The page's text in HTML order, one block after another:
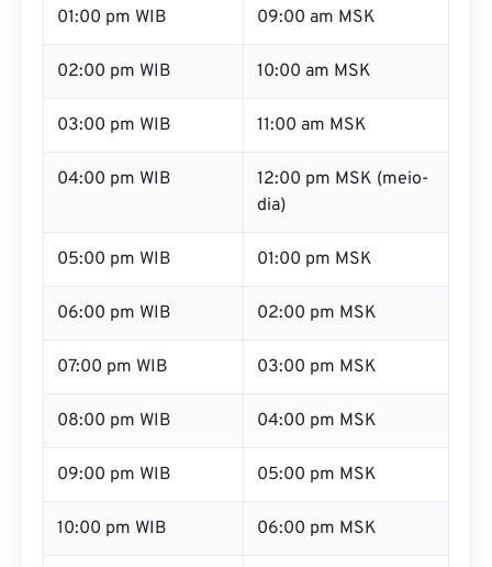
01:00 pm WIB 09:00 am MSK
02:00 pm WIB 10:00 am MSK
03:00 pm WIB 11:00 am MSK
04:00 pm WIB
12:00 pm MSK (meio-
dia)
05:00 pm WIB 01:00 pm MSK
06:00 pm WIB 02:00 pm MSK
07:00 pm WIB 03:00 pm MSK
08:00 pm WIB 04:00 pm MSK
09:00 pm WIB 05:00 pm MSK
10:00 pm WIB 06:00 pm MSK